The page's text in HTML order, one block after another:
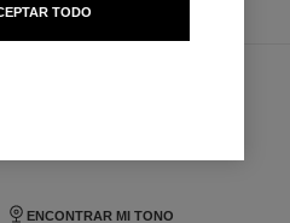
30 ml
ENCONTRAR MI TONO
TODO